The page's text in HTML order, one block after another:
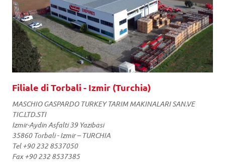
Filiale di Torbali - Izmir (Turchia)
MASCHIO GASPARDO TURKEY TARIM MAKINALARI SAN.VE
TIC.LTD.STI
Izmir-Aydin Asfalti 39 Yazibasi
35860 Torbali - Izmir – TURCHIA
Tel +90 232 8537050
Fax +90 232 8537385